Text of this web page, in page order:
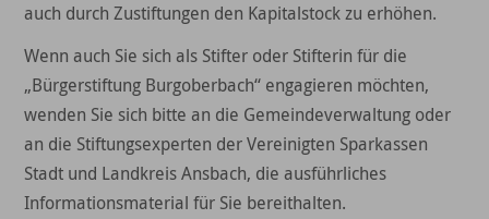
auch durch Zustiftungen den Kapitalstock zu erhöhen.
Wenn auch Sie sich als Stifter oder Stifterin für die
„Bürgerstiftung Burgoberbach“ engagieren möchten,
wenden Sie sich bitte an die Gemeindeverwaltung oder
an die Stiftungsexperten der Vereinigten Sparkassen
Stadt und Landkreis Ansbach, die ausführliches
Informationsmaterial für Sie bereithalten.